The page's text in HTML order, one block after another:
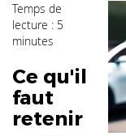
Temps de
lecture : 5
minutes
Ce qu'il
faut
retenir